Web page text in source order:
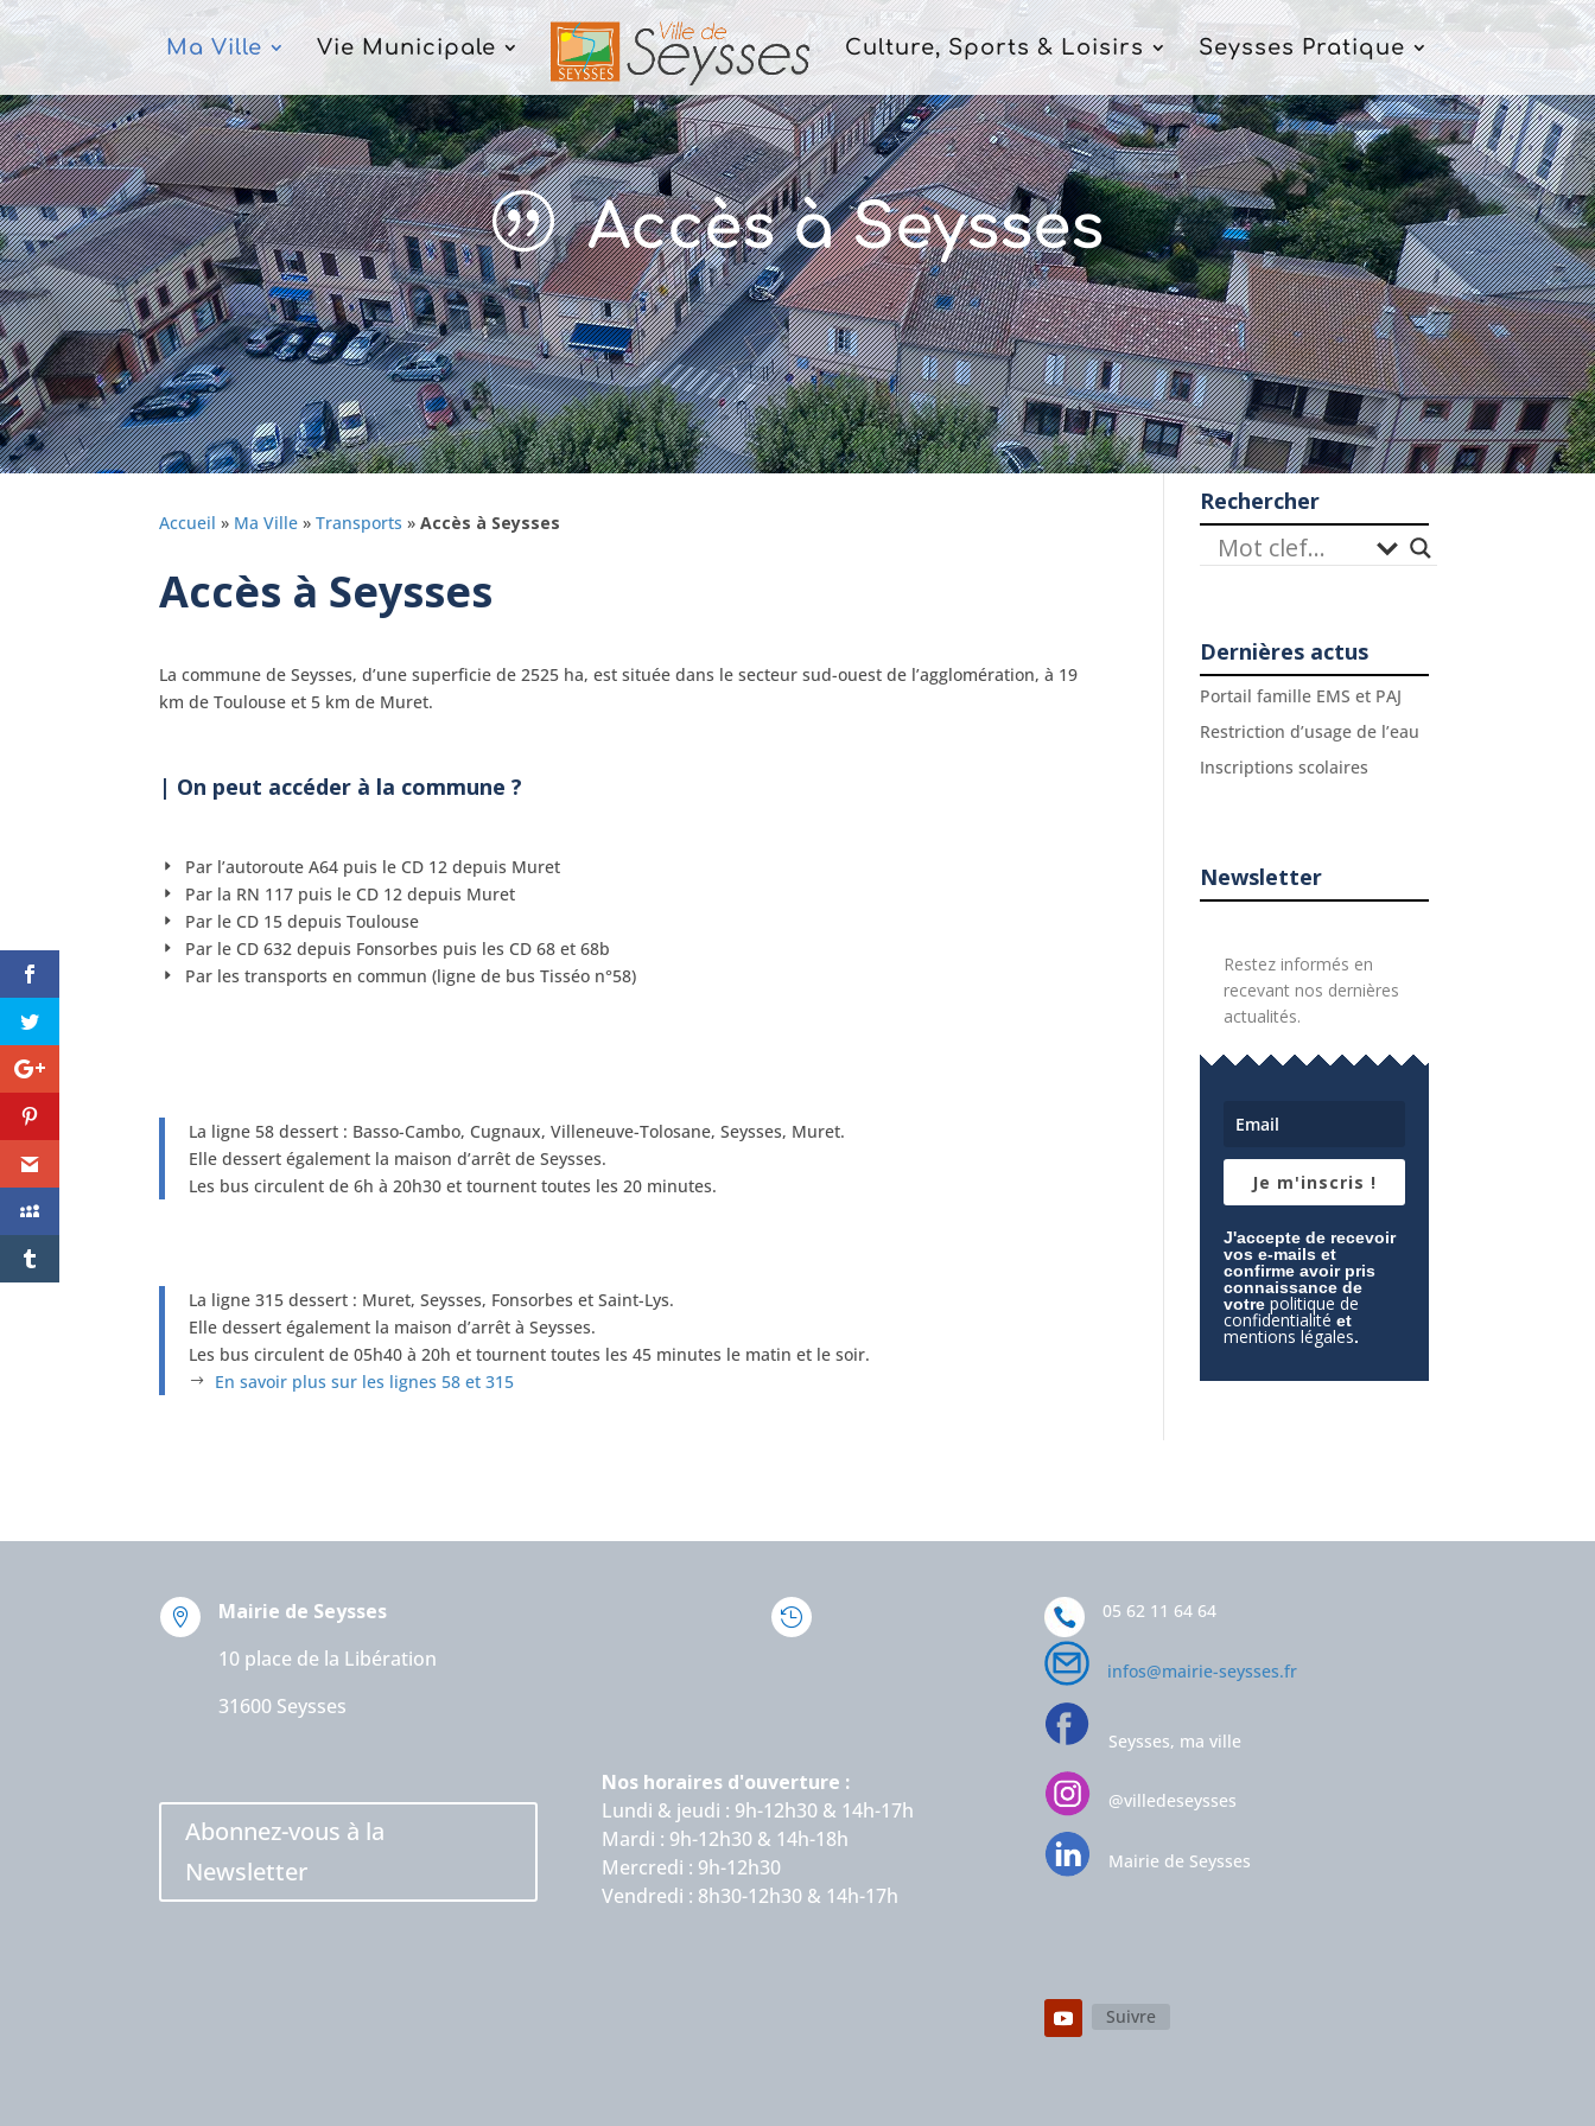
Ma Ville Vie Municipale Culture, Sports & Loisirs Seysses Pratique
Accès à Seysses
Accueil » Ma Ville »Transports »Accès à Seysses
Accès à Seysses
La commune de Seysses, d’une superficie de 2525 ha, est située dans le secteur sud-ouest de l’agglomération, à 19
km de Toulouse et 5 km de Muret.
| On peut accéder à la commune ?
Par l’autoroute A64 puis le CD 12 depuis Muret
Par la RN 117 puis le CD 12 depuis Muret
Par le CD 15 depuis Toulouse
Par le CD 632 depuis Fonsorbes puis les CD 68 et 68b
Par les transports en commun (ligne de bus Tisséo n°58)
La ligne 58 dessert : Basso-Cambo, Cugnaux, Villeneuve-Tolosane, Seysses, Muret.
Elle dessert également la maison d’arrêt de Seysses.
Les bus circulent de 6h à 20h30 et tournent toutes les 20 minutes.
La ligne 315 dessert : Muret, Seysses, Fonsorbes et Saint-Lys.
Elle dessert également la maison d’arrêt à Seysses.
Les bus circulent de 05h40 à 20h et tournent toutes les 45 minutes le matin et le soir.
En savoir plus sur les lignes 58 et 315
Rechercher
Dernières actus
Portail famille EMS et PAJ
Restriction d’usage de l’eau
Inscriptions scolaires
Newsletter
Restez informés en
recevant nos dernières
actualités.
Je m'inscris !
J'accepte de recevoir
vos e-mails et
confirme avoir pris
connaissance de
votre politique de
confidentialité et
mentions légales.

Mairie de Seysses
10 place de la Libération
31600 Seysses
Abonnez-vous à la
Newsletter

Nos horaires d'ouverture :
Lundi & jeudi : 9h-12h30 & 14h-17h
Mardi : 9h-12h30 & 14h-18h
Mercredi : 9h-12h30
Vendredi : 8h30-12h30 & 14h-17h
05 62 11 64 64
infos@mairie-seysses.fr
Seysses, ma ville
@villedeseysses
Mairie de Seysses
Suivre